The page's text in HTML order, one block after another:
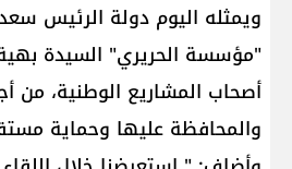
ويمثله اليوم دولة الرئيس
"مؤسسة الحريري" السيدة
أصحاب المشاريع الوطنية، من
والمحافظة عليها وحماية